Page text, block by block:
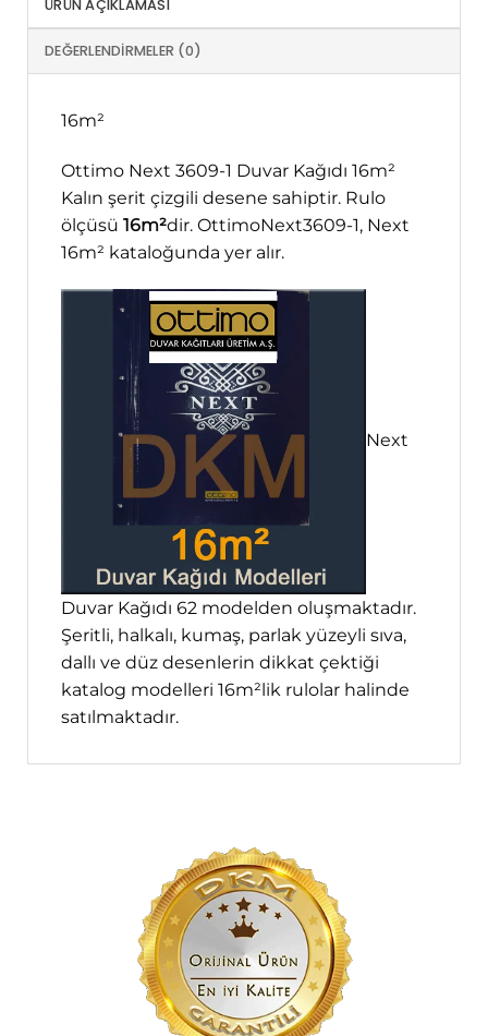
ÜRÜN AÇIKLAMASI
DEĞERLENDIRMELER (0)
16m²
Ottimo Next 3609-1 Duvar Kağıdı 16m²
Kalın şerit çizgili desene sahiptir. Rulo
ölçüsü 16m²dir. OttimoNext3609-1, Next
16m² kataloğunda yer alır.
Next
Duvar Kağıdı 62 modelden oluşmaktadır.
Şeritli, halkalı, kumaş, parlak yüzeyli sıva,
dallı ve düz desenlerin dikkat çektiği
katalog modelleri 16m²lik rulolar halinde
satılmaktadır.